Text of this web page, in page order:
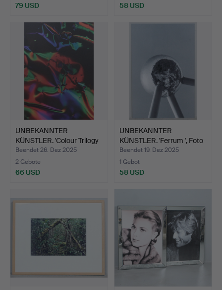
79 USD 58 USD
UNBEKANNTER
KÜNSTLER. 'Colour Trilogy
II',…
Beendet 26. Dez 2025
2 Gebote
66 USD
UNBEKANNTER
KÜNSTLER. 'Ferrum ', Foto
auf …
Beendet 19. Dez 2025
1 Gebot
58 USD